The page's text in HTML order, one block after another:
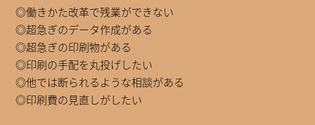
◎働きかた改革で残業ができない
◎超急ぎのデータ作成がある
◎超急ぎの印刷物がある
◎印刷の手配を丸投げしたい
◎他では断られるような相談がある
◎印刷費の見直しがしたい